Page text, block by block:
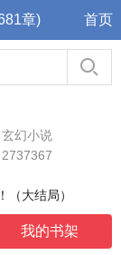
章) 首页
幻小说
（大结局）
我的书架